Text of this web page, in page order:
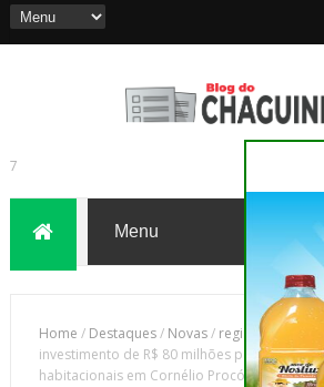
7
Home / Destaques/ Novas/ região/
investimento de R$ 80 milhões para
habitacionais em Cornélio Procópio